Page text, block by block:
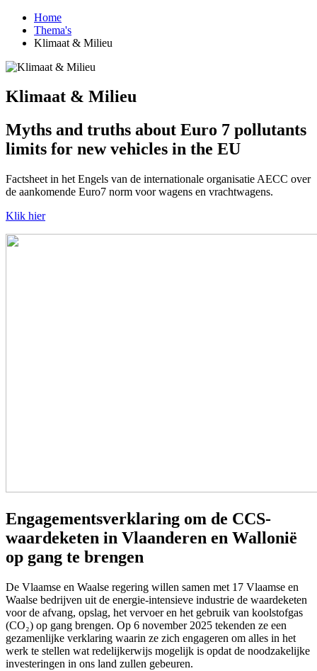
Home
Thema's
Klimaat & Milieu
Klimaat & Milieu
Myths and truths about Euro 7 pollutants
limits for new vehicles in the EU
Factsheet in het Engels van de internationale organisatie AECC over
de aankomende Euro7 norm voor wagens en vrachtwagens.
Klik hier
Engagementsverklaring om de CCS-
waardeketen in Vlaanderen en Wallonië
op gang te brengen
De Vlaamse en Waalse regering willen samen met 17 Vlaamse en
Waalse bedrijven uit de energie-intensieve industrie de waardeketen
voor de afvang, opslag, het vervoer en het gebruik van koolstofgas
(CO₂) op gang brengen. Op 6 november 2025 tekenden ze een
gezamenlijke verklaring waarin ze zich engageren om alles in het
werk te stellen wat redelijkerwijs mogelijk is opdat de noodzakelijke
investeringen in ons land zullen gebeuren.